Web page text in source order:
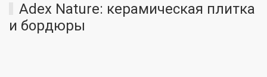
Adex Nature: керамическая плитка
и бордюры